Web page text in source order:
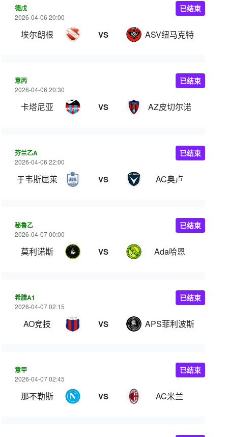
德戊
2026-04-06 20:00
埃尔朗根 VS ASV纽马克特
已结束
意丙
2026-04-06 20:30
卡塔尼亚 VS AZ皮切尔诺
已结束
芬兰乙A
2026-04-06 22:00
于韦斯屈莱 VS AC奥卢
已结束
秘鲁乙
2026-04-07 00:00
莫利诺斯 VS Ada哈恩
已结束
希腊A1
2026-04-07 02:15
AO竞技 VS APS菲利波斯
已结束
意甲
2026-04-07 02:45
那不勒斯 VS AC米兰
已结束